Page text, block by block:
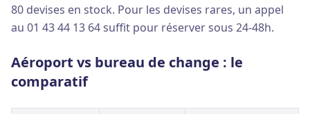
80 devises en stock. Pour les devises rares, un appel
au 01 43 44 13 64 suffit pour réserver sous 24-48h.
Aéroport vs bureau de change : le
comparatif